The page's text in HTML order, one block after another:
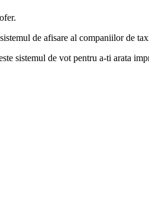
de afisare al companiilor de
sistemul de vot pentru a-ti arata